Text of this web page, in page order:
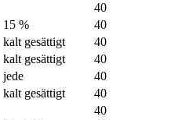
40
15 %
40
kalt gesättigt
40
kalt gesättigt
40
jede
40
kalt gesättigt
40
40